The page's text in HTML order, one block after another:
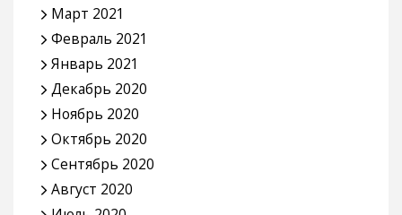
Март 2021
Февраль 2021
Январь 2021
Декабрь 2020
Ноябрь 2020
Октябрь 2020
Сентябрь 2020
Август 2020